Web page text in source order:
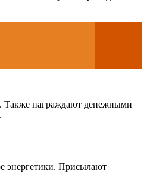
Также награждают денежными
энергетики. Присылают